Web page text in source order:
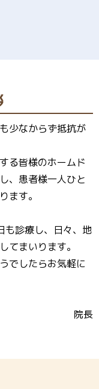
少なからず抵抗が
る皆様のホームド
、患者様一人ひと
ます。
も診療し、日々、地
てまいります。
でしたらお気軽に
院長